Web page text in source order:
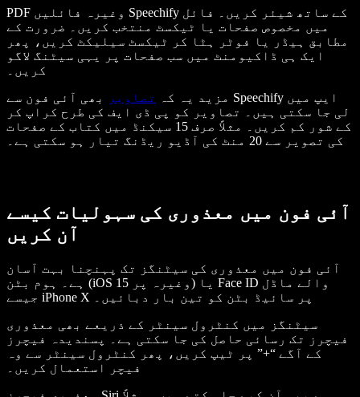
PDF وغیرہ فائلیں Speechify کے ساتھ شیئر کریں۔ فائل
میں مخصوص صفحات یا ٹیکسٹ منتخب کریں۔ ضرورت کے
مطابق ہیڈر یا فوٹر ہٹا کر ٹیکسٹ سیلیکٹ کریں، پھر
ایک ہی ڈاکیومنٹ میں سب صفحات پر یہی سیٹنگ لاگو
کریں۔
مزید یہ کہ
تصاویر
بھی آئی فون سے Speechify ایپ میں
لی جا سکتی ہیں۔ تصاویر کو پی ڈی ایف کی طرح کراپ کر
کے شور کم کریں۔ مثلاً صرف 15 سیکنڈ میں کتاب کے صفحات
کی تصویر سے 20 منٹ کی آڈیو ریڈنگ تیار ہو سکتی ہے۔
آئی فون میں معذوری کی سہولیات کیسے
آن کریں
آئی فون میں معذوری کی سیٹنگز تک پہنچنا بہت آسان
ہے۔ ہوم بٹن (iOS 15 وغیرہ پر) یا Face ID والے ماڈل
جیسے iPhone X پر سائیڈ بٹن کو تین بار دبائیں۔
سیٹنگز میں کنٹرول سینٹر کے ذریعے بھی معذوری
فیچرز تک رسائی حاصل کی جا سکتی ہے۔ پسندیدہ فیچرز
کے آگے “+” پر ٹیپ کریں، پھر کنٹرول سینٹر سے وہ
فیچر استعمال کریں۔